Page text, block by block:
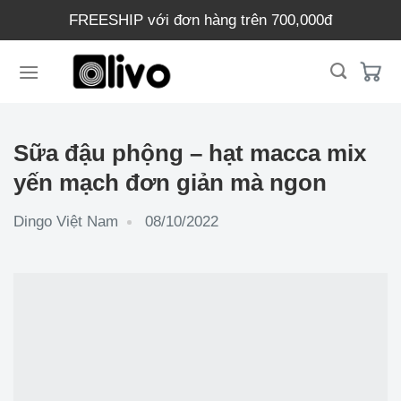
dung
FREESHIP với đơn hàng trên 700,000đ
Sữa đậu phộng – hạt macca mix
yến mạch đơn giản mà ngon
Dingo Việt Nam 08/10/2022